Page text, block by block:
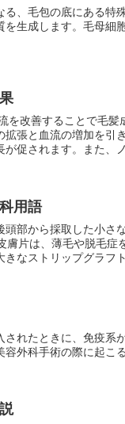
、毛包の底にある特
生成します。毛母細
張と血流の増加を引
促されます。また、
用語
は、薄毛や脱毛症を
なストリップグラフ
れたときに、免疫系
外科手術の際に起こ